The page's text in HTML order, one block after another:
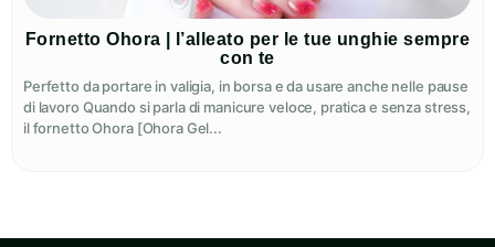
Fornetto Ohora | l’alleato per le tue unghie sempre
con te
Perfetto da portare in valigia, in borsa e da usare anche nelle pause
di lavoro Quando si parla di manicure veloce, pratica e senza stress,
il fornetto Ohora [Ohora Gel...